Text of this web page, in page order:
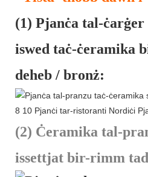
(1) Pjanċa tal-
iswed taċ-ċeramika
deheb / bronż:
(2) Ċeramika tal-
issettjat bir-rimm